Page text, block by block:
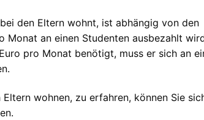
den Eltern wohnt, ist abhängig von den
Monat an einen Studenten ausbezahlt
pro Monat benötigt, muss er sich an
wohnen, zu erfahren, können Sie